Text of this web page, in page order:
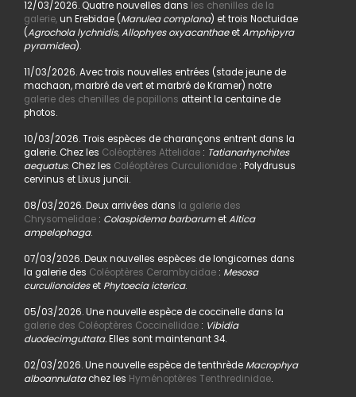
12/03/2026. Quatre nouvelles dans les chenilles de la
galerie,un Erebidae (Manulea complana) et trois Noctuidae
(Agrochola lychnidis, Allophyes oxyacanthaeetAmphipyra
pyramidea).
11/03/2026. Avec trois nouvelles entrées (stade jeune de
machaon, marbré de vert et marbré de Kramer) notre
galerie des chenilles de papillons atteint la centaine de
photos.
10/03/2026. Trois espèces de charançons entrent dans la
galerie. Chez les Coléoptères Attelidae: Tatianarhynchites
aequatus. Chez les Coléoptères Curculionidae: Polydrusus
cervinus et Lixus juncii.
08/03/2026. Deux arrivées dans la galerie des
Chrysomelidae: Colaspidema barbarumetAltica
ampelophaga.
07/03/2026. Deux nouvelles espèces de longicornes dans
la galerie des Coléoptères Cerambycidae: Mesosa
curculionoideset Phytoecia icterica.
05/03/2026. Une nouvelle espèce de coccinelle dans la
galerie des Coléoptères Coccinellidae: Vibidia
duodecimguttata.Elles sont maintenant 34.
02/03/2026. Une nouvelle espèce de tenthrède Macrophya
alboannulatachez les Hyménoptères Tenthredinidae.